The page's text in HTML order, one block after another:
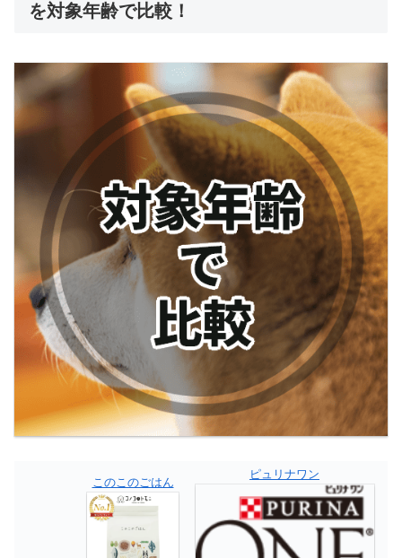
を対象年齢で比較！
このこのごはん
ピュリナワン